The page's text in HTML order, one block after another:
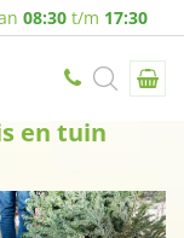
08:30 t/m 17:30
en tuin